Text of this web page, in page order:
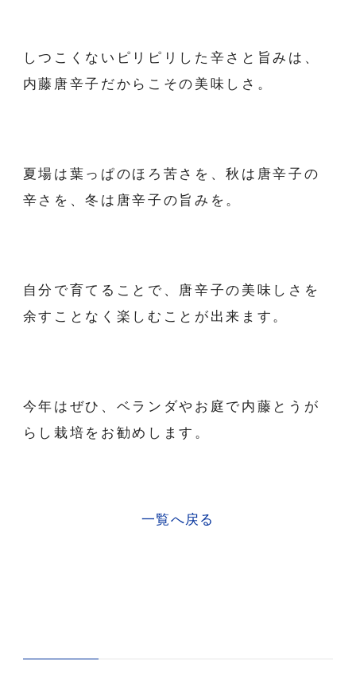
しつこくないピリピリした辛さと旨みは、
内藤唐辛子だからこその美味しさ。
夏場は葉っぱのほろ苦さを、秋は唐辛子の
辛さを、冬は唐辛子の旨みを。
自分で育てることで、唐辛子の美味しさを
余すことなく楽しむことが出来ます。
今年はぜひ、ベランダやお庭で内藤とうが
らし栽培をお勧めします。
一覧へ戻る